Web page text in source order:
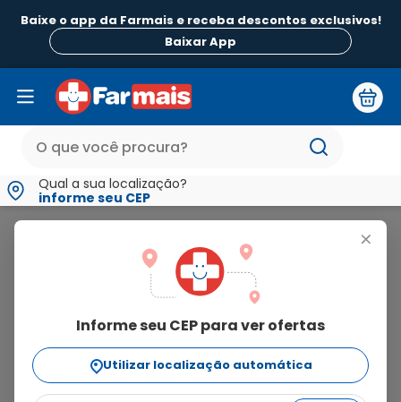
Baixe o app da Farmais e receba descontos exclusivos!
Baixar App
Qual a sua localização?
informe seu CEP
+
Informe seu CEP para ver ofertas
Utilizar localização automática
Ordenar Por
relevância